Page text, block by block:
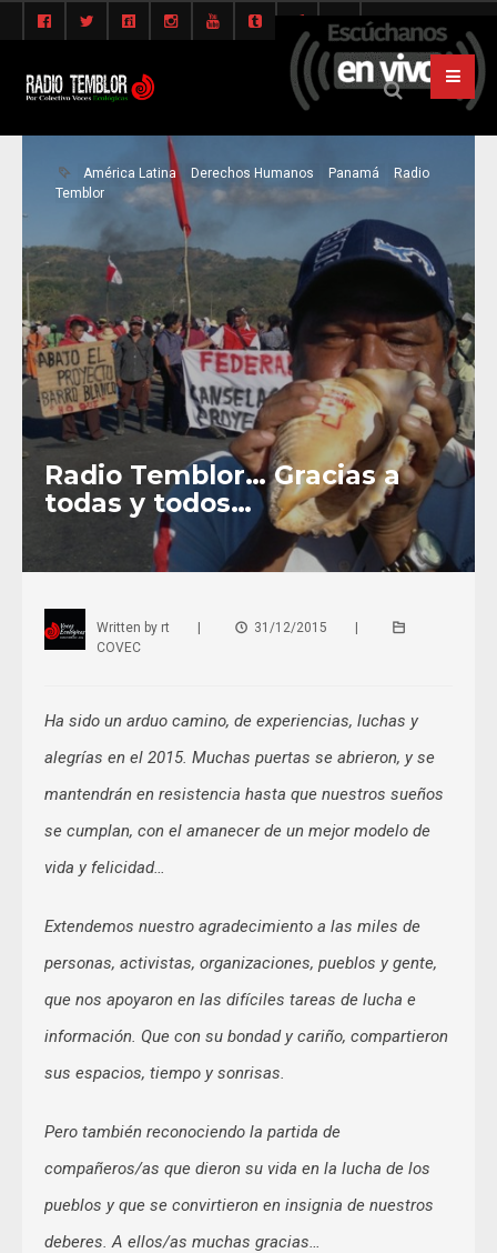
América Latina Derechos Humanos Panamá
Radio
Temblor
Radio Temblor… Gracias a
todas y todos…
Written by rt | 31/12/2015
|
COVEC
Ha sido un arduo camino, de experiencias, luchas y
alegrías en el 2015. Muchas puertas se abrieron, y se
mantendrán en resistencia hasta que nuestros sueños
se cumplan, con el amanecer de un mejor modelo de
vida y felicidad…
Extendemos nuestro agradecimiento a las miles de
personas, activistas, organizaciones, pueblos y gente,
que nos apoyaron en las difíciles tareas de lucha e
información. Que con su bondad y cariño, compartieron
sus espacios, tiempo y sonrisas.
Pero también reconociendo la partida de
compañeros/as que dieron su vida en la lucha de los
pueblos y que se convirtieron en insignia de nuestros
deberes. A ellos/as muchas gracias…